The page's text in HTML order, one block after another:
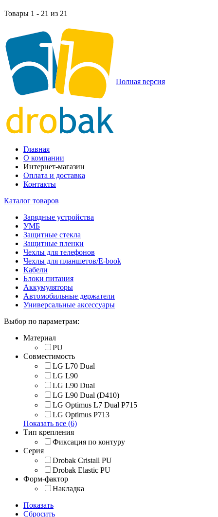
Товары 1 - 21 из 21
Полная версия
Главная
О компании
Интернет-магазин
Оплата и доставка
Контакты
Каталог товаров
Зарядные устройства
УМБ
Защитные стекла
Защитные пленки
Чехлы для телефонов
Чехлы для планшетов/E-book
Кабели
Блоки питания
Аккумуляторы
Автомобильные держатели
Универсальные аксессуары
Выбор по параметрам:
Материал
PU
Совместимость
LG L70 Dual
LG L90
LG L90 Dual
LG L90 Dual (D410)
LG Optimus L7 Dual P715
LG Optimus P713
Показать все (6)
Тип крепления
Фиксация по контуру
Серия
Drobak Cristall PU
Drobak Elastic PU
Форм-фактор
Накладка
Показать
Сбросить